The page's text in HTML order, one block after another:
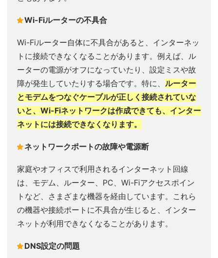
Wi-Fiルーターの不具合
Wi-Fiルーター自体に不具合があると、インターネッ
トに接続できなくなることがあります。例えば、ル
ーターの電源がオフになっていたり、設定ミスや故
障が発生していたりする場合です。特に、 ルーター
とモデムをつなぐケーブルが正しく接続されていな
いと、Wi-Fiネットワークは作成できても、インター
ネットには接続できなくなります。
ネットワークポートの故障や電源断
家庭やオフィスで利用されるインターネット回線
は、モデム、ルーター、PC、Wi-Fiアクセスポイン
トなど、さまざまな機器を経由しています。これら
の機器や接続ポートに不具合が生じると、インター
ネットが利用できなくなることがあります。
DNS設定の問題